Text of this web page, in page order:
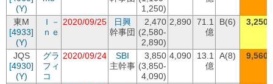
(Y)
1,250)
東M
[4933]
(Y)
Ｉ－
ｎｅ
2020/09/25
日興
幹事団
2,470
(2,580-
2,890)
2,890 71.1
億
B(6) 3,250
JQS
[4930]
(Y)
グラ
フィ
コ
2020/09/24
SBI
主幹事
3,850
(3,850-
4,090)
4,090
13.1
億
A(8) 9,560